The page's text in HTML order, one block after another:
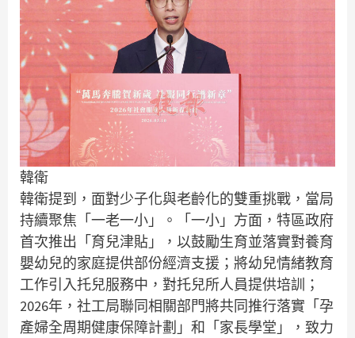
韓衛
韓衛提到，面對少子化與老齡化的雙重挑戰，當局
持續聚焦「一老一小」。「一小」方面，特區政府
首次推出「育兒津貼」，以鼓勵生育並落實對養育
嬰幼兒的家庭提供部份經濟支援；將幼兒情緒教育
工作引入托兒服務中，對托兒所人員提供培訓；
2026年，社工局聯同相關部門將共同推行落實「孕
產婦全周期健康保障計劃」和「家長學堂」，致力